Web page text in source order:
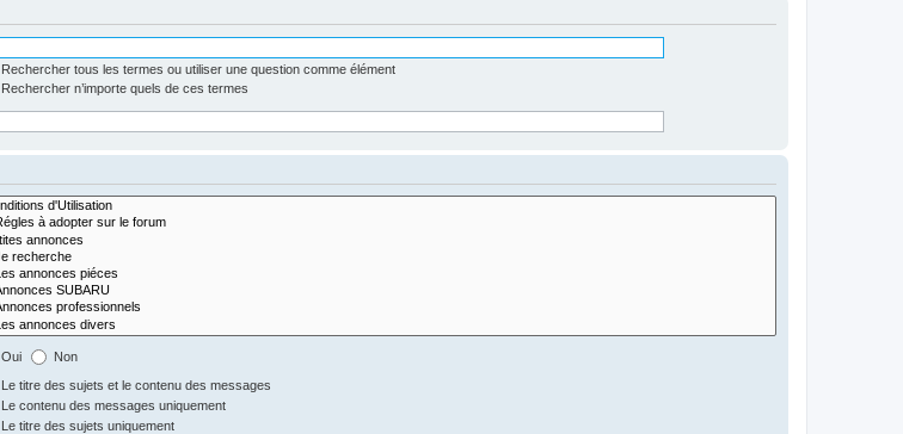
Rechercher tous les termes ou utiliser une question comme élément
Rechercher n’importe quels de ces termes
Oui Non
Le titre des sujets et le contenu des messages
Le contenu des messages uniquement
Le titre des sujets uniquement